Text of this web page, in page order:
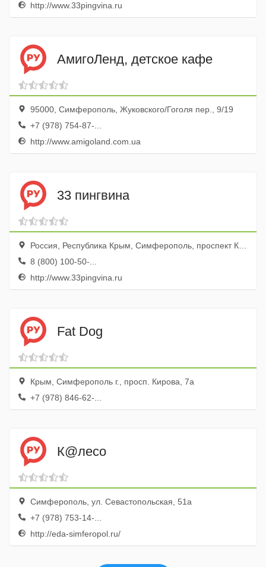
http://www.33pingvina.ru
АмигоЛенд, детское кафе
95000, Симферополь, Жуковского/Гоголя пер., 9/19
+7 (978) 754-87-...
http://www.amigoland.com.ua
33 пингвина
Россия, Республика Крым, Симферополь, проспект Кирова, 36
8 (800) 100-50-...
http://www.33pingvina.ru
Fat Dog
Крым, Симферополь г., просп. Кирова, 7а
+7 (978) 846-62-...
К@лесо
Симферополь, ул. Севастопольская, 51а
+7 (978) 753-14-...
http://eda-simferopol.ru/